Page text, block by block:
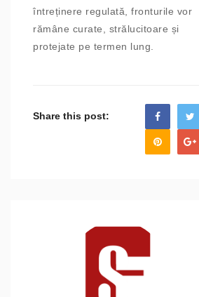
întreținere regulată, fronturile vor
rămâne curate, strălucitoare și
protejate pe termen lung.
Share this post: